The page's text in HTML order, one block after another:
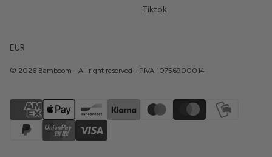
Tiktok
EUR
© 2026 Bamboom - All right reserved - PIVA 10756900014